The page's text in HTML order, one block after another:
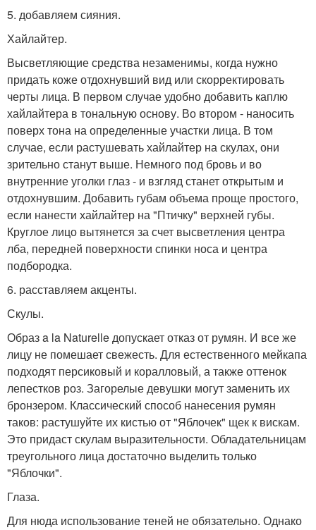
5. добавляем сияния.
Хайлайтер.
Высветляющие средства незаменимы, когда нужно
придать коже отдохнувший вид или скорректировать
черты лица. В первом случае удобно добавить каплю
хайлайтера в тональную основу. Во втором - наносить
поверх тона на определенные участки лица. В том
случае, если растушевать хайлайтер на скулах, они
зрительно станут выше. Немного под бровь и во
внутренние уголки глаз - и взгляд станет открытым и
отдохнувшим. Добавить губам объема проще простого,
если нанести хайлайтер на "Птичку" верхней губы.
Круглое лицо вытянется за счет высветления центра
лба, передней поверхности спинки носа и центра
подбородка.
6. расставляем акценты.
Скулы.
Образ a la Naturelle допускает отказ от румян. И все же
лицу не помешает свежесть. Для естественного мейкапа
подходят персиковый и коралловый, а также оттенок
лепестков роз. Загорелые девушки могут заменить их
бронзером. Классический способ нанесения румян
таков: растушуйте их кистью от "Яблочек" щек к вискам.
Это придаст скулам выразительности. Обладательницам
треугольного лица достаточно выделить только
"Яблочки".
Глаза.
Для нюда использование теней не обязательно. Однако